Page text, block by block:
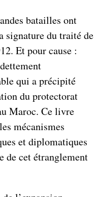
batailles ont
signature du traité de
Et pour cause :
qui a précipité
du protectorat
Maroc. Ce livre
mécanismes
et diplomatiques
de cet étranglement